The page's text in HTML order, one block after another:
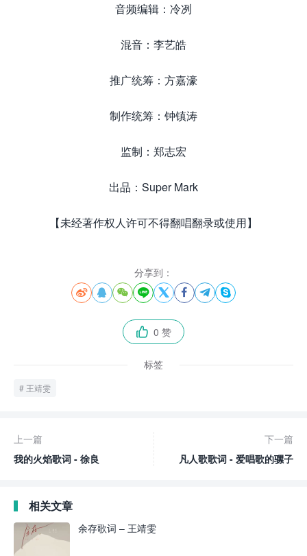
音频编辑：冷冽
混音：李艺皓
推广统筹：方嘉濠
制作统筹：钟镇涛
监制：郑志宏
出品：Super Mark
【未经著作权人许可不得翻唱翻录或使用】
分享到：
       
 0 赞
标签
王靖雯
上一篇
我的火焰歌词 - 徐良
下一篇
凡人歌歌词 - 爱唱歌的骡子
相关文章
余存歌词 – 王靖雯